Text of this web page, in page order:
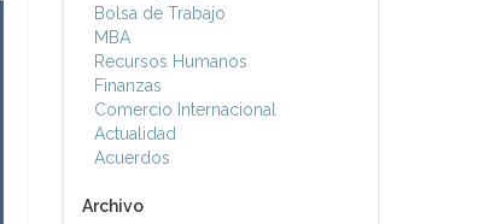
Bolsa de Trabajo
MBA
Recursos Humanos
Finanzas
Comercio Internacional
Actualidad
Acuerdos
Archivo